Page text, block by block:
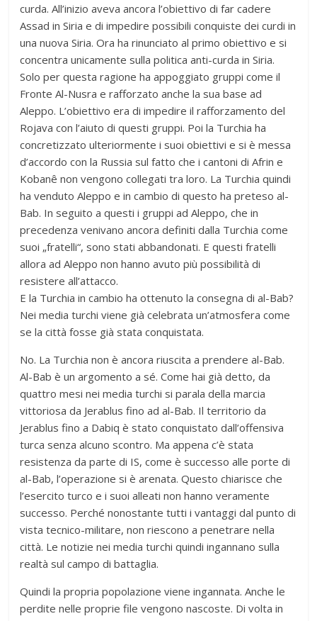
curda. All’inizio aveva ancora l’obiettivo di far cadere
Assad in Siria e di impedire possibili conquiste dei curdi in
una nuova Siria. Ora ha rinunciato al primo obiettivo e si
concentra unicamente sulla politica anti-curda in Siria.
Solo per questa ragione ha appoggiato gruppi come il
Fronte Al-Nusra e rafforzato anche la sua base ad
Aleppo. L’obiettivo era di impedire il rafforzamento del
Rojava con l’aiuto di questi gruppi. Poi la Turchia ha
concretizzato ulteriormente i suoi obiettivi e si è messa
d’accordo con la Russia sul fatto che i cantoni di Afrin e
Kobanê non vengono collegati tra loro. La Turchia quindi
ha venduto Aleppo e in cambio di questo ha preteso al-
Bab. In seguito a questi i gruppi ad Aleppo, che in
precedenza venivano ancora definiti dalla Turchia come
suoi „fratelli“, sono stati abbandonati. E questi fratelli
allora ad Aleppo non hanno avuto più possibilità di
resistere all’attacco.
E la Turchia in cambio ha ottenuto la consegna di al-Bab?
Nei media turchi viene già celebrata un’atmosfera come
se la città fosse già stata conquistata.
No. La Turchia non è ancora riuscita a prendere al-Bab.
Al-Bab è un argomento a sé. Come hai già detto, da
quattro mesi nei media turchi si parala della marcia
vittoriosa da Jerablus fino ad al-Bab. Il territorio da
Jerablus fino a Dabiq è stato conquistato dall’offensiva
turca senza alcuno scontro. Ma appena c’è stata
resistenza da parte di IS, come è successo alle porte di
al-Bab, l’operazione si è arenata. Questo chiarisce che
l’esercito turco e i suoi alleati non hanno veramente
successo. Perché nonostante tutti i vantaggi dal punto di
vista tecnico-militare, non riescono a penetrare nella
città. Le notizie nei media turchi quindi ingannano sulla
realtà sul campo di battaglia.
Quindi la propria popolazione viene ingannata. Anche le
perdite nelle proprie file vengono nascoste. Di volta in